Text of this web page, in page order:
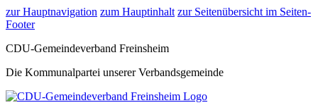
zur Hauptnavigation zum Hauptinhalt zur Seitenübersicht im Seiten-
Footer
CDU-Gemeindeverband Freinsheim
Die Kommunalpartei unserer Verbandsgemeinde